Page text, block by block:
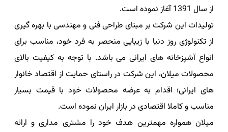
از سال 1391 آغاز نموده است.
تولیدات این شرکت بر مبنای طراحی فنی و مهندسی با بهره گیری
از تکنولوژی روز دنیا با زیبایی منحصر به فرد خود، مناسب برای
انواع آشپزخانه های ایرانی می باشد. با توجه به کیفیت بالای
محصولات میلان، این شرکت در راستای حمایت از اقتصاد خانوار
های ایرانی؛ اقدام به عرضه محصولات خود با قیمت بسیار
مناسب و کاملا اقتصادی در بازار ایران نموده است.
میلان همواره مهمترین هدف خود را مشتری مداری و ارائه